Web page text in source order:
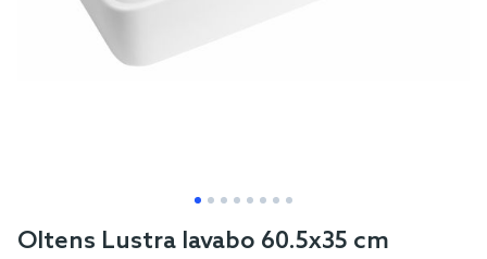
Skip
Oltens Lustra lavabo 60.5x35 cm